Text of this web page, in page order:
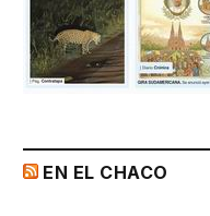
EN EL CHACO